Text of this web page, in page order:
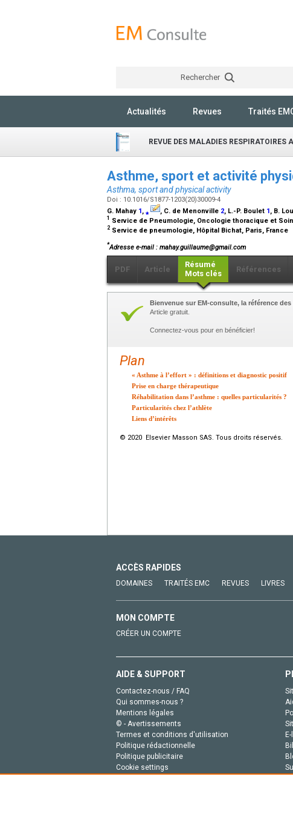
Rechercher
Actualités Revues Traités
REVUE DES MALADIES RESPIRATOIRES
Asthme, sport et activité
Asthma, sport and physical activity
Doi : 10.1016/S1877-1203(20)30009-4
G. Mahay 1, ⁎ , C. de Menonville 2, L.-P. Boulet 1, B.
1 Service de Pneumologie, Oncologie thoracique et
2 Service de pneumologie, Hôpital Bichat, Paris, France
*Adresse e-mail : mahay.guillaume@gmail.com
PDF Article
Résumé
Mots clés
Références
Bienvenue sur EM-consulte, la référence
Article gratuit.
Connectez-vous pour en bénéficier!
Plan
« Asthme à l’effort » : définitions et diagnostic positif
Prise en charge thérapeutique
Réhabilitation dans l’asthme : quelles particularités ?
Particularités chez l’athlète
Liens d’intérêts
© 2020 Elsevier Masson SAS. Tous droits réservés.
ACCÈS RAPIDES
DOMAINES TRAITÉS EMC REVUES LIVRES
MON COMPTE
CRÉER UN COMPTE
AIDE & SUPPORT
Contactez-nous / FAQ
Qui sommes-nous ?
Mentions légales
© - Avertissements
Termes et conditions d'utilisation
Politique rédactionnelle
Politique publicitaire
Cookie settings